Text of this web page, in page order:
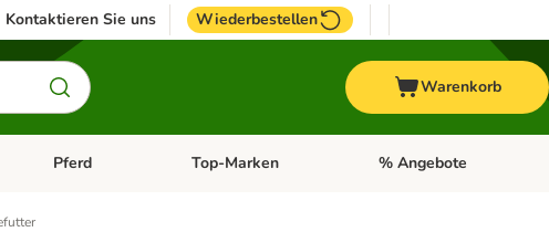
Kontaktieren Sie uns Wiederbestellen
Warenkorb
öffnen: Fisch
Kategorie-Menü öffnen: Vogel
Pferd Kategorie-Menü öffnen: Pferd
Top-Marken Kategorie-Menü öffnen:
% Angebote